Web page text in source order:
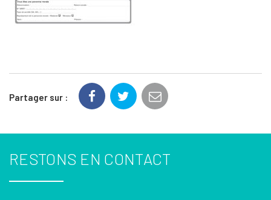
Partager sur :
RESTONS EN CONTACT